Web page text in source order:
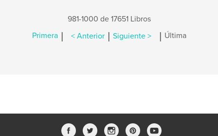
981-1000 de 17651 Libros
Primera | < Anterior | Siguiente > | Última